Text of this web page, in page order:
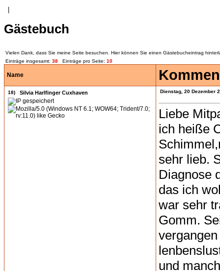
Gästebuch
Vielen Dank, dass Sie meine Seite besuchen. Hier können Sie einen Gästebucheintrag
Einträge insgesamt: 38 Einträge pro Seite: 10
Name
18) Silvia Harlfinger Cuxhaven Dienstag, 20 Dezember
Liebe
ich heiße
sehr lieb.
Diagnose
das ich
war sehr
Gomm.
und